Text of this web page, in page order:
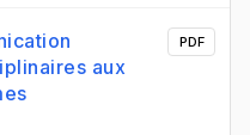
aux
PDF